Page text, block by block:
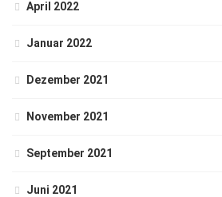
April 2022
Januar 2022
Dezember 2021
November 2021
September 2021
Juni 2021